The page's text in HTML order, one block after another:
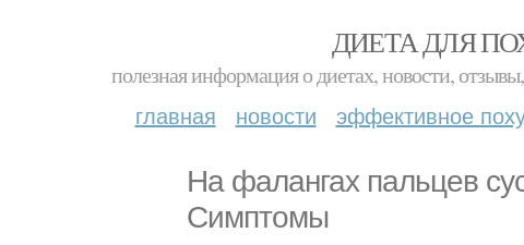
ДИЕТА ДЛЯ
полезная информация о диетах, новости,
главная новости эффективное
На фалангах пальцев
Симптомы